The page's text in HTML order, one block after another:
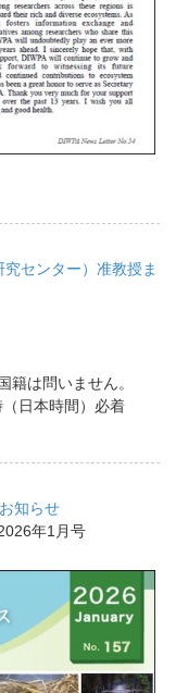
センター）准教授ま
籍は問いません。
日本時間）必着
知らせ
年1月号